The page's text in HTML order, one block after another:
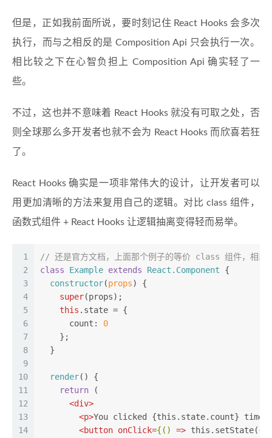
但是，正如我前面所说，要时刻记住 React Hooks 会多次
执行，而与之相反的是 Composition Api 只会执行一次。
相比较之下在心智负担上 Composition Api 确实轻了一
些。
不过，这也并不意味着 React Hooks 就没有可取之处，否
则全球那么多开发者也就不会为 React Hooks 而欣喜若狂
了。
React Hooks 确实是一项非常伟大的设计，让开发者可以
用更加清晰的方法来复用自己的逻辑。对比 class 组件，
函数式组件 + React Hooks 让逻辑抽离变得轻而易举。
1
2
3
4
5
6
7
8
9
10
11
12
13
14
// 还是官方文档，上面那个例子的等价 class 组件，相比
class
Example extends React.Component {
constructor(props) {
super(props);
this . state = {
count : 0
    };
  }
render( ) {
return (
<div>
<p>You clicked {this.state.count} times
<button onClick={() => this.setState({